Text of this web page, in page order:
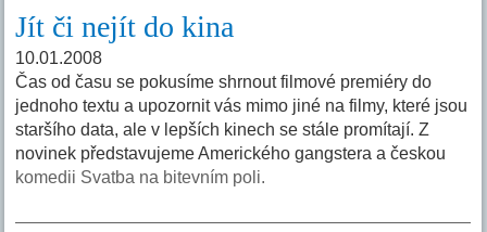
Jít či nejít do kina
10.01.2008
Čas od času se pokusíme shrnout filmové premiéry do
jednoho textu a upozornit vás mimo jiné na filmy, které jsou
staršího data, ale v lepších kinech se stále promítají. Z
novinek představujeme Amerického gangstera a českou
komedii Svatba na bitevním poli.